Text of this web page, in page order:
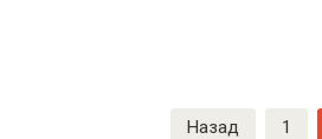
Назад 1